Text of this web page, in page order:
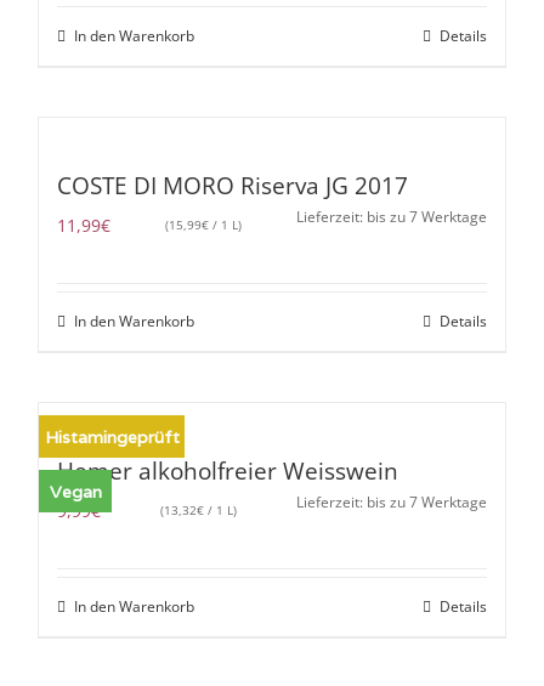
In den Warenkorb Details
COSTE DI MORO Riserva JG 2017
11,99€ (15,99€ / 1 L) Lieferzeit: bis zu 7 Werktage
In den Warenkorb Details
Histamingeprüft
Vegan
Hemer alkoholfreier Weisswein
9,99€ (13,32€ / 1 L) Lieferzeit: bis zu 7 Werktage
In den Warenkorb Details